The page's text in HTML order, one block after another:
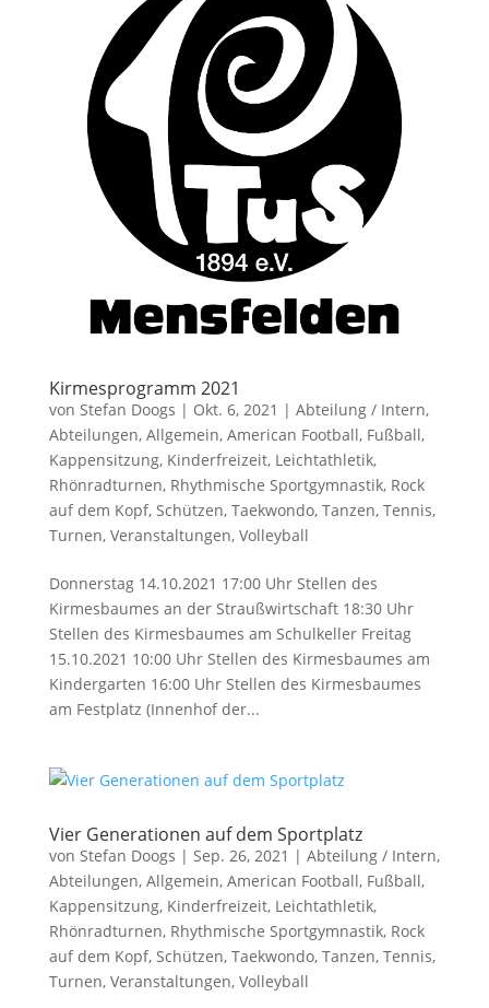
Kirmesprogramm 2021
von Stefan Doogs | Okt. 6, 2021 | Abteilung / Intern,
Abteilungen, Allgemein, American Football, Fußball,
Kappensitzung, Kinderfreizeit, Leichtathletik,
Rhönradturnen, Rhythmische Sportgymnastik, Rock
auf dem Kopf, Schützen, Taekwondo, Tanzen, Tennis,
Turnen, Veranstaltungen, Volleyball
Donnerstag 14.10.2021 17:00 Uhr Stellen des
Kirmesbaumes an der Straußwirtschaft 18:30 Uhr
Stellen des Kirmesbaumes am Schulkeller Freitag
15.10.2021 10:00 Uhr Stellen des Kirmesbaumes am
Kindergarten 16:00 Uhr Stellen des Kirmesbaumes
am Festplatz (Innenhof der...
Vier Generationen auf dem Sportplatz
von Stefan Doogs | Sep. 26, 2021 | Abteilung / Intern,
Abteilungen, Allgemein, American Football, Fußball,
Kappensitzung, Kinderfreizeit, Leichtathletik,
Rhönradturnen, Rhythmische Sportgymnastik, Rock
auf dem Kopf, Schützen, Taekwondo, Tanzen, Tennis,
Turnen, Veranstaltungen, Volleyball